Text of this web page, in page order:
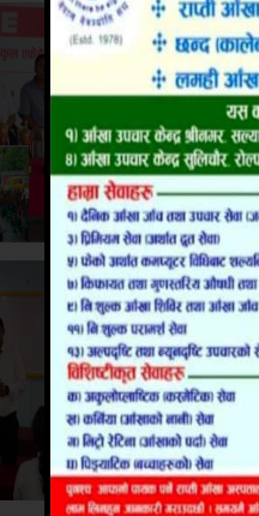
प्याब्सन
र दीपशिखा
दाङ । निजी तथा
गरेको चित्रकला र
सेकेन्डरी स्कुल प्रथम
चित्रकलामा स्टार
प्रतियोगितामा साेही
शिक्षकको
घोराही
दाङ । गुणस्तरीय
आफ्ना शिक्षकहरूको
दिएको छ। यसैक्रममा
सम्पन्न भएका छन् ।
कक्षाकोठा व्यवस्थापन